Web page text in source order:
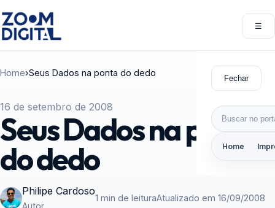
☰
Fechar
Buscar por:
Home
Home›Seus Dados na ponta do dedo
16 de setembro de 2008
Seus Dados na ponta
do dedo
Philipe Cardoso
Autor
1 min de leituraAtualizado em 16/09/2008